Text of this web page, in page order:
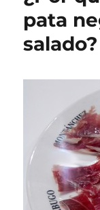
pata
salado?